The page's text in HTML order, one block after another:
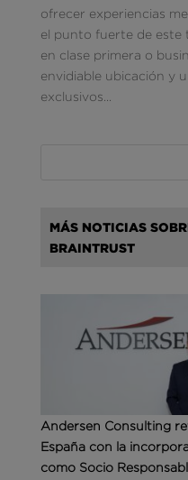
ofrecer experiencias
el punto fuerte de este
en clase primera o
envidiable ubicación y
exclusivos...
MÁS NOTICIAS
BRAINTRUST
Andersen Consulting
España con la
como Socio